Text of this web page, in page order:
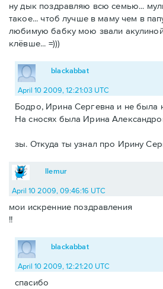
ну дык поздравляю всю семью...
такое... чтоб лучше в маму чем в
любимую бабку мою звали
клёвше... =)))
blackabbat
April 10 2009, 12:21:03 UTC
Бодро, Ирина Сергевна и не была
На сносях была Ирина
зы. Откуда ты узнал про Ирину
llemur
April 10 2009, 09:46:16 UTC
мои искренние поздравления
!!
blackabbat
April 10 2009, 12:21:20 UTC
спасибо